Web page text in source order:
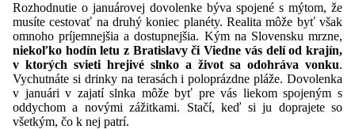
Rozhodnutie o januárovej dovolenke býva spojené s mýtom, že
musíte cestovať na druhý koniec planéty. Realita môže byť však
omnoho príjemnejšia a dostupnejšia. Kým na Slovensku mrzne,
niekoľko hodín letu z Bratislavy či Viedne vás delí od krajín,
v ktorých svieti hrejivé slnko a život sa odohráva vonku.
Vychutnáte si drinky na terasách i poloprázdne pláže. Dovolenka
v januári v zajatí slnka môže byť pre vás liekom spojeným s
oddychom a novými zážitkami. Stačí, keď si ju doprajete so
všetkým, čo k nej patrí.